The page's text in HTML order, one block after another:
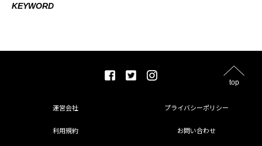
KEYWORD
top
運営会社 プライバシーポリシー
利用規約 お問い合わせ